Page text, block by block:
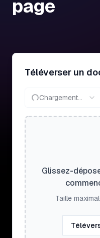
page
Téléverser un
Chargement...
Glissez-
Taille